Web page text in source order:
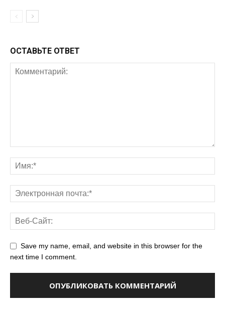
ОСТАВЬТЕ ОТВЕТ
Save my name, email, and website in this browser for the
next time I comment.